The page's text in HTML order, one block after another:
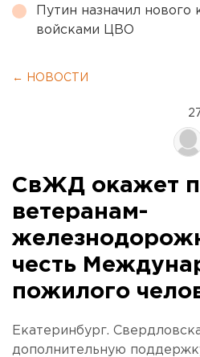
Путин назначил
войсками ЦВО
← НОВОСТИ
СвЖД окажет
ветеранам-
честь
пожилого
Екатеринбург.
дополнительную